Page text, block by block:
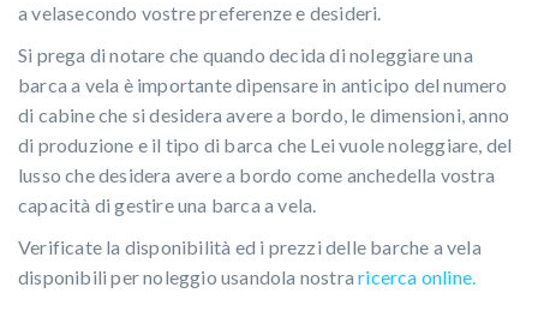
a velasecondo vostre preferenze e desideri.
Si prega di notare che quando decida di noleggiare una
barca a vela è importante dipensare in anticipo del numero
di cabine che si desidera avere a bordo, le dimensioni, anno
di produzione e il tipo di barca che Lei vuole noleggiare, del
lusso che desidera avere a bordo come anchedella vostra
capacità di gestire una barca a vela.
Verificate la disponibilità ed i prezzi delle barche a vela
disponibili per noleggio usandola nostraricerca online.